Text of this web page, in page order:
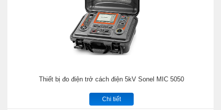
Thiết bị đo điện trở cách điện 5kV Sonel MIC 5050
Chi tiết